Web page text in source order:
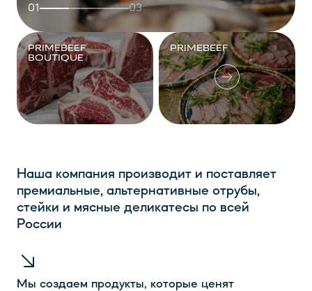
01 03
PRIMEBEEF
BOUTIQUE
PRIMEBEEF
Наша компания производит и поставляет
премиальные, альтернативные отрубы,
стейки и мясные деликатесы по всей
России
Мы создаем продукты, которые ценят